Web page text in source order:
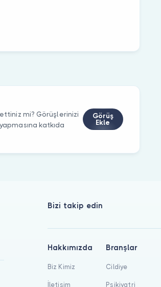
ettiniz mi? Görüşlerinizi
katkıda
Görüş
Ekle
Bizi takip edin
Hakkımızda
Biz Kimiz
İletişim
Branşlar
Cildiye
Psikiyatri